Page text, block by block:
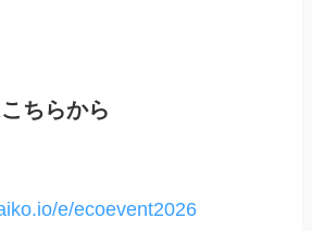
ちらから
e/ecoevent2026